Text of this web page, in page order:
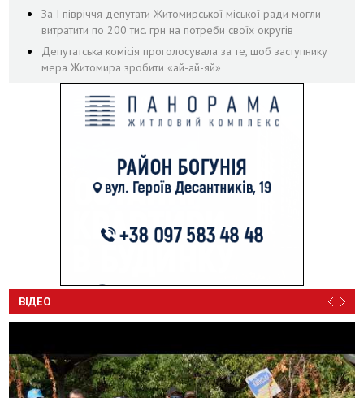
За І півріччя депутати Житомирської міської ради могли
витратити по 200 тис. грн на потреби своїх округів
Депутатська комісія проголосувала за те, щоб заступнику
мера Житомира зробити «ай-ай-яй»
ВІДЕО